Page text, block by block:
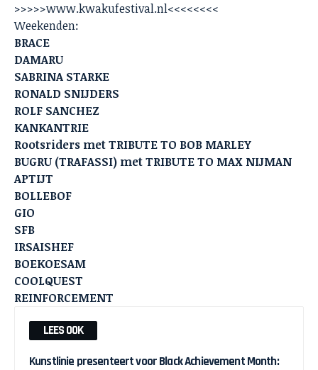
>>>>>www.kwakufestival.nl<<<<<<<<
Weekenden:
BRACE
DAMARU
SABRINA STARKE
RONALD SNIJDERS
ROLF SANCHEZ
KANKANTRIE
Rootsriders met TRIBUTE TO BOB MARLEY
BUGRU (TRAFASSI) met TRIBUTE TO MAX NIJMAN
APTIJT
BOLLEBOF
GIO
SFB
IRSAISHEF
BOEKOESAM
COOLQUEST
REINFORCEMENT
LEES OOK
Kunstlinie presenteert voor Black Achievement Month: